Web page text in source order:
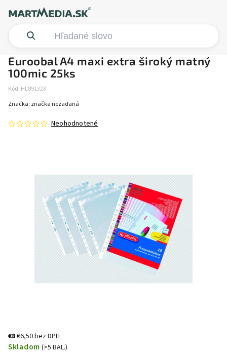
Euroobal A4 maxi extra široký matný
100mic 25ks
Kód: HL891323
Neohodnotené
Značka: značka nezadaná
€8€6,50 bez DPH
Skladom (>5 BAL.)